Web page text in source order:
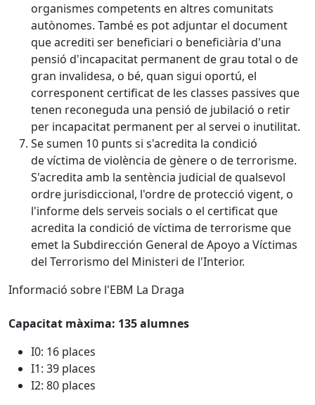
organismes competents en altres comunitats
autònomes. També es pot adjuntar el document
que acrediti ser beneficiari o beneficiària d'una
pensió d'incapacitat permanent de grau total o de
gran invalidesa, o bé, quan sigui oportú, el
corresponent certificat de les classes passives que
tenen reconeguda una pensió de jubilació o retir
per incapacitat permanent per al servei o inutilitat.
Se sumen 10 punts si s'acredita la condició
de víctima de violència de gènere o de terrorisme.
S'acredita amb la sentència judicial de qualsevol
ordre jurisdiccional, l'ordre de protecció vigent, o
l'informe dels serveis socials o el certificat que
acredita la condició de víctima de terrorisme que
emet la Subdirección General de Apoyo a Víctimas
del Terrorismo del Ministeri de l'Interior.
Informació sobre l'EBM La Draga
Capacitat màxima: 135 alumnes
I0: 16 places
I1: 39 places
I2: 80 places